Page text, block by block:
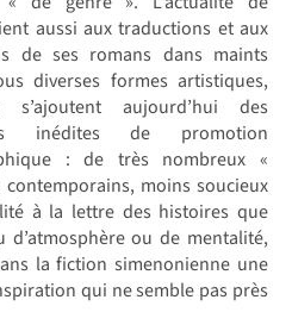
aussi aux traductions et aux
de ses romans dans maints
diverses formes artistiques,
s’ajoutent aujourd’hui des
inédites de promotion
: de très nombreux «
contemporains, moins soucieux
à la lettre des histoires que
d’atmosphère ou de mentalité,
la fiction simenonienne une
qui ne semble pas près